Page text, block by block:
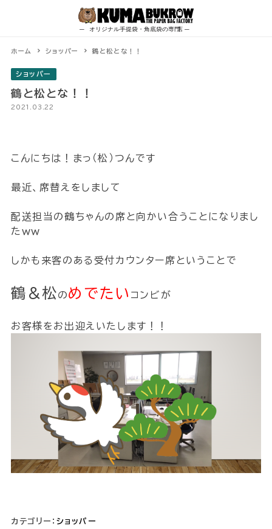
ホーム ショッパー 鶴と松とな！！
ショッパー
鶴と松とな！！
2021.03.22
こんにちは！まっ（松）つんです
最近、席替えをしまして
配送担当の鶴ちゃんの席と向かい合うことになりまし
たｗｗ
しかも来客のある受付カウンター席ということで
鶴＆松のめでたい コンビが
お客様をお出迎えいたします！！
カテゴリー： ショッパー